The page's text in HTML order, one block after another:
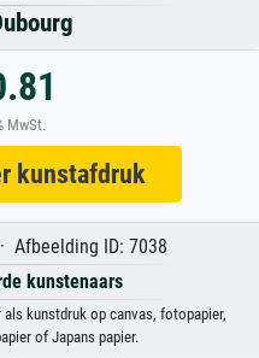
MwSt.
kunstafdruk
Afbeelding ID: 7038
kunstenaars
als kunstdruk op canvas, fotopapier,
of Japans papier.